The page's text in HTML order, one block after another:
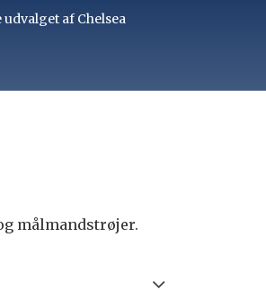
af Chelsea
målmandstrøjer.